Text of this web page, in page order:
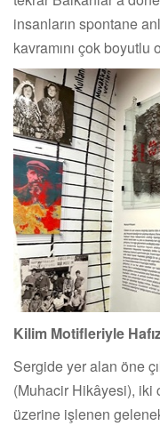
insanların spontane
kavramını çok boyutlu
Kilim Motifleriyle
Sergide yer alan öne
(Muhacir Hikâyesi), iki
üzerine işlenen